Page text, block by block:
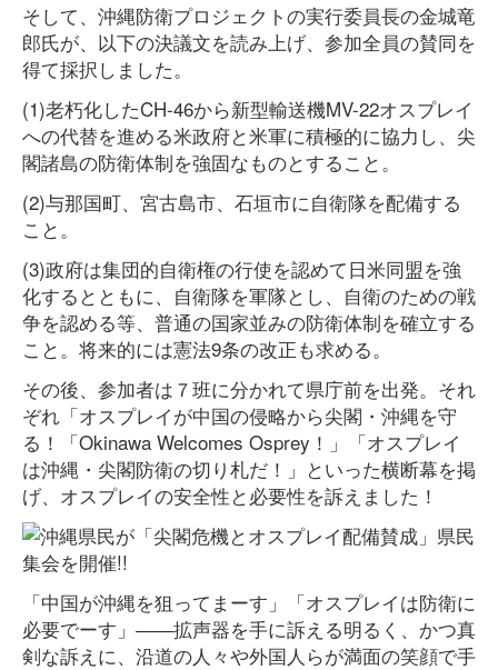
そして、沖縄防衛プロジェクトの実行委員長の金城竜
郎氏が、以下の決議文を読み上げ、参加全員の賛同を
得て採択しました。
(1)老朽化したCH-46から新型輸送機MV-22オスプレイ
への代替を進める米政府と米軍に積極的に協力し、尖
閣諸島の防衛体制を強固なものとすること。
(2)与那国町、宮古島市、石垣市に自衛隊を配備する
こと。
(3)政府は集団的自衛権の行使を認めて日米同盟を強
化するとともに、自衛隊を軍隊とし、自衛のための戦
争を認める等、普通の国家並みの防衛体制を確立する
こと。将来的には憲法9条の改正も求める。
その後、参加者は７班に分かれて県庁前を出発。それ
ぞれ「オスプレイが中国の侵略から尖閣・沖縄を守
る！「Okinawa Welcomes Osprey！」「オスプレイ
は沖縄・尖閣防衛の切り札だ！」といった横断幕を掲
げ、オスプレイの安全性と必要性を訴えました！
「中国が沖縄を狙ってまーす」「オスプレイは防衛に
必要でーす」――拡声器を手に訴える明るく、かつ真
剣な訴えに、沿道の人々や外国人らが満面の笑顔で手